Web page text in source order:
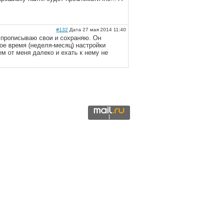
#132 Дата 27 мая 2014 11:40
свои и сохраняю. Он
время (неделя-месяц) настройки
от меня далеко и ехать к нему не